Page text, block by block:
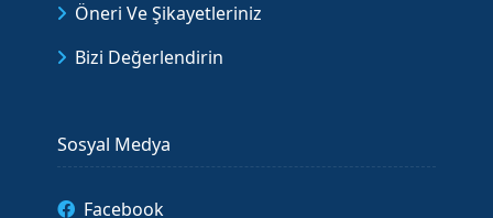
Öneri Ve Şikayetleriniz
Bizi Değerlendirin
Sosyal Medya
Facebook